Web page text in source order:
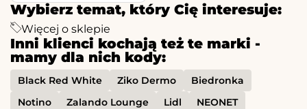
Wybierz temat, który Cię interesuje:
Więcej o sklepie
Inni klienci kochają też te marki -
mamy dla nich kody:
Black Red White Ziko Dermo
Biedronka
Notino
Zalando Lounge Lidl
NEONET